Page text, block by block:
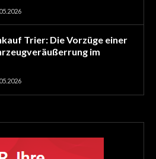
Trier: Die Vorzüge einer
im